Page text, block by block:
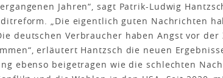
Jahren“, sagt Patrik-Ludwig
„Die eigentlich guten Nachrichten
deutschen Verbraucher haben Angst vor der
erläutert Hantzsch die neuen
ebenso beigetragen wie die schlechten